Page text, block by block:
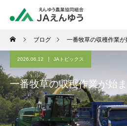
ブログ 一番牧草の収穫作業が
2026.06.12 JAトピックス
一番牧草の収穫作業が始